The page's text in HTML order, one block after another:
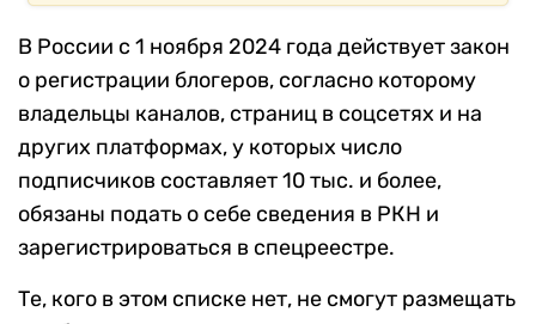
В России с 1 ноября 2024 года действует закон
о регистрации блогеров, согласно которому
владельцы каналов, страниц в соцсетях и на
других платформах, у которых число
подписчиков составляет 10 тыс. и более,
обязаны подать о себе сведения в РКН и
зарегистрироваться в спецреестре.
Те, кого в этом списке нет, не смогут размещать